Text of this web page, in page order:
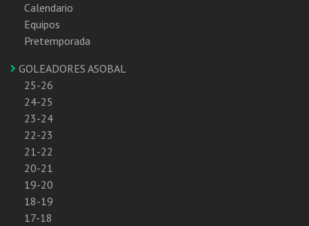
Calendario
Equipos
Pretemporada
GOLEADORES ASOBAL
25-26
24-25
23-24
22-23
21-22
20-21
19-20
18-19
17-18